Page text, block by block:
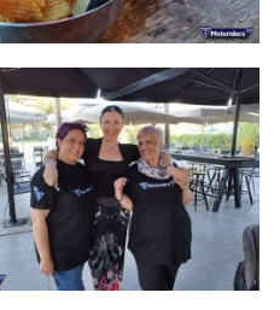
Coffee 2023-2024
Καφεδοσυναντήσεις 2023